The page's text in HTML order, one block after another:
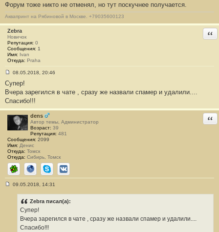
б
щ
е
н
и
е
#
1
1
Форум тоже никто не отменял, но тут поскучнее получается.
Аквапринт на Рябиновой в Москве. +79035600123
Zebra
Новичок
Репутация: 0
Сообщения: 1
Имя: Ivan
Откуда: Praha
о
о
б
щ
н
#
2
08.05.2018, 20:46
Супер!
Вчера зарегился в чате , сразу же назвали спамер и удалили....
Спасибо!!!
dens
Автор темы, Администратор
Возраст: 39
Репутация: 481
Сообщения: 2099
Имя: Денис
Откуда: Томск
Откуда: Сибирь, Томск
ICQ СайтSkypeВКонтакте
09.05.2018, 14:31
Zebra писал(а):
Супер!
Вчера зарегился в чате , сразу же назвали спамер и удалили....
Спасибо!!!